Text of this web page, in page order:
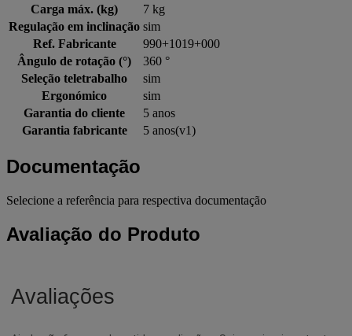
Carga máx. (kg)
7 kg
Regulação em inclinação sim
Ref. Fabricante
990+1019+000
Ângulo de rotação (°)
360 °
Seleção teletrabalho
sim
Ergonómico
sim
Garantia do cliente
5 anos
Garantia fabricante
5 anos(v1)
Documentação
Selecione a referência para respectiva documentação
Avaliação do Produto